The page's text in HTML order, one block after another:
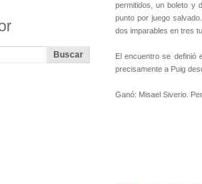
permitidos, un boleto y
punto por juego
dos imparables en tres
El encuentro se definió
precisamente a Puig
Ganó: Misael Siverio.